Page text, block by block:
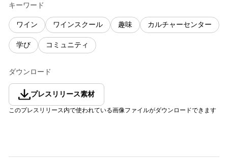
キーワード
ワイン ワインスクール 趣味 カルチャーセンター
学び コミュニティ
ダウンロード
プレスリリース素材
このプレスリリース内で使われている画像ファイルがダウンロードできます